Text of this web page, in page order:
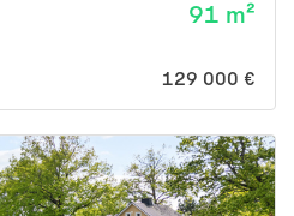
91 m²
129 000 €